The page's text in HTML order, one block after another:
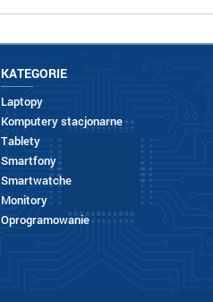
KATEGORIE
Laptopy
Komputery stacjonarne
Tablety
Smartfony
Smartwatche
Monitory
Oprogramowanie